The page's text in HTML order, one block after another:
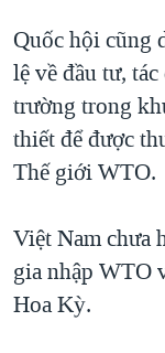
Quốc hội cũng
lệ về đầu tư,
trường trong
thiết để được
Thế giới WTO.
Việt Nam chưa
gia nhập WTO
Hoa Kỳ.